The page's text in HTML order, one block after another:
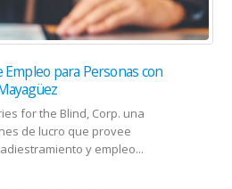
conoce los síntomas en las
zoonótica, el virus de la rabia
a los humanos. Se trata de una...